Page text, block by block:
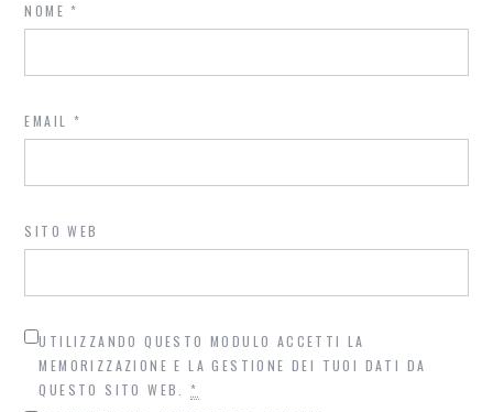
NOME*
EMAIL *
SITO WEB
UTILIZZANDO QUESTO MODULO ACCETTI LA
MEMORIZZAZIONE E LA GESTIONE DEI TUOI DATI DA
QUESTO SITO WEB.*